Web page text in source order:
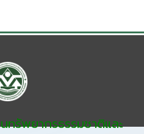
ทรัพยากรธรรมชาติและ